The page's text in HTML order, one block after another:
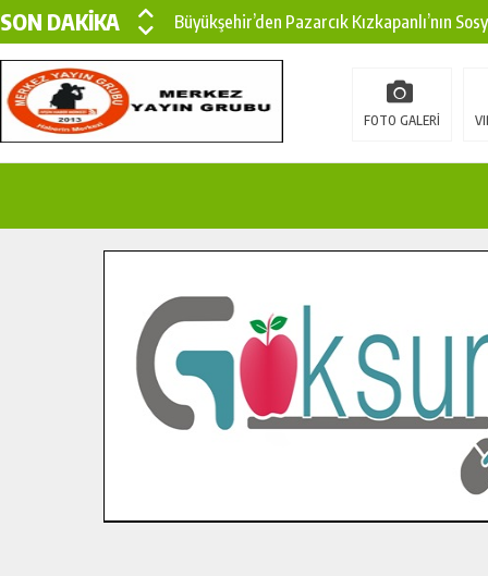
SON DAKİKA
Büyükşehir’den Pazarcık Kızkapanlı’nın
Büyükşehir’den Pazarcık Kırsalına Modern
Çin’den KSÜ’ye Uluslararası Başarı:
İlçe Jandarma Komutanı Karakaya’dan
Bertiz’in Yeni Köprüsünde Sona Doğru.
FOTO GALERİ